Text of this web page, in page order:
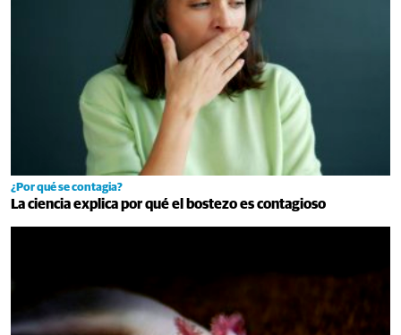
¿Por qué se contagia?
La ciencia explica por qué el bostezo es contagioso